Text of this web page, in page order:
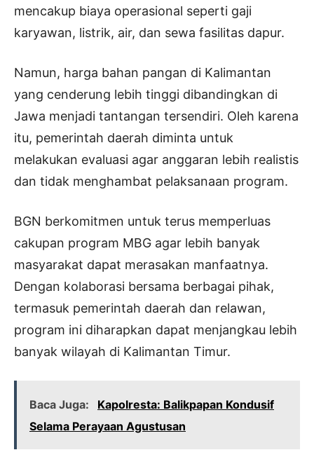
mencakup biaya operasional seperti gaji
karyawan, listrik, air, dan sewa fasilitas dapur.
Namun, harga bahan pangan di Kalimantan
yang cenderung lebih tinggi dibandingkan di
Jawa menjadi tantangan tersendiri. Oleh karena
itu, pemerintah daerah diminta untuk
melakukan evaluasi agar anggaran lebih realistis
dan tidak menghambat pelaksanaan program.
BGN berkomitmen untuk terus memperluas
cakupan program MBG agar lebih banyak
masyarakat dapat merasakan manfaatnya.
Dengan kolaborasi bersama berbagai pihak,
termasuk pemerintah daerah dan relawan,
program ini diharapkan dapat menjangkau lebih
banyak wilayah di Kalimantan Timur.
Baca Juga:
Kapolresta: Balikpapan Kondusif
Selama Perayaan Agustusan